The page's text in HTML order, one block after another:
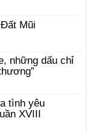
Mũi
những dấu chỉ
tình yêu
XVIII